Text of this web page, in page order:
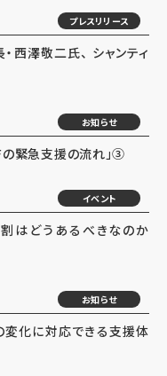
プレスリリース
西澤敬二氏、 シャンティ
お知らせ
の緊急支援の流れ」③
イベント
はどうあるべきなのか
お知らせ
変化に対応できる支援体